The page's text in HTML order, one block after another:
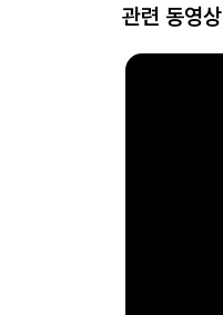
관련 동영상